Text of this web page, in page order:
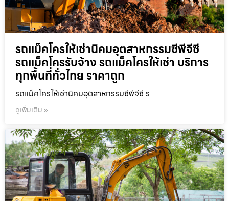
รถแม็คโครให้เช่านิคมอุตสาหกรรมซีพีจีซี
รถแม็คโครรับจ้าง รถแม็คโครให้เช่า บริการ
ทุกพื้นที่ทั่วไทย ราคาถูก
รถแม็คโครให้เช่านิคมอุตสาหกรรมซีพีจีซี ร
ดูเพิ่มเติม »